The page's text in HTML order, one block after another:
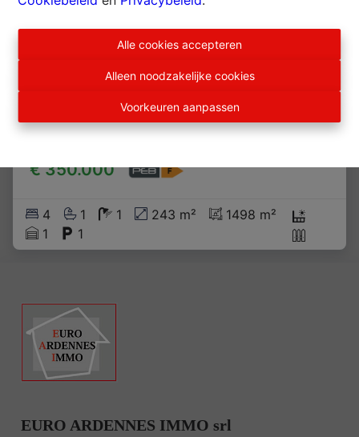
Alle cookies accepteren
Alleen noodzakelijke cookies
Voorkeuren aanpassen
Voormalige ardense boerderij
Rue de la Semois 61, 6830 Les Hayons
   |
€ 350.000
4 1 1 243 m²
1498 m²
1
1
EURO ARDENNES IMMO srl